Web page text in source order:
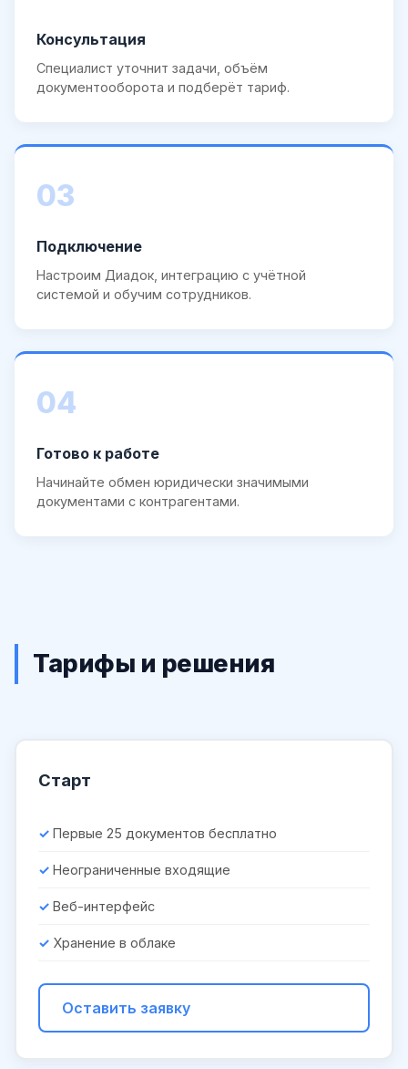
Консультация
Специалист уточнит задачи, объём
документооборота и подберёт тариф.
03
Подключение
Настроим Диадок, интеграцию с учётной
системой и обучим сотрудников.
04
Готово к работе
Начинайте обмен юридически значимыми
документами с контрагентами.
Тарифы и решения
Старт
Первые 25 документов бесплатно
Неограниченные входящие
Веб-интерфейс
Хранение в облаке
Оставить заявку